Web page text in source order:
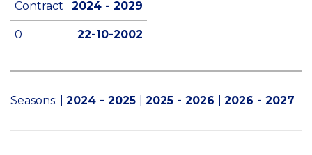
Contract 2024 - 2029
0 22-10-2002
Seasons: 2024 - 2025 2025 - 2026 2026 - 2027